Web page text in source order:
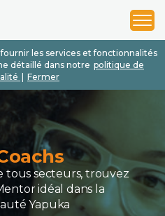
les services et fonctionnalités
détaillé dans notre politique de
Fermer
1
2
3
tous secteurs, trouvez
idéal dans la
Yapuka